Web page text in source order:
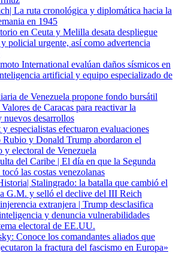
La ruta cronológica y diplomática hacia la
en 1945
en Ceuta y Melilla desata despliegue
policial urgente, así como advertencia
International evalúan daños sísmicos en
artificial y equipo especializado de
de Venezuela propone fondo bursátil
de Caracas para reactivar la
nuevos desarrollos
especialistas efectuaron evaluaciones
Rubio y Donald Trump abordaron el
electoral de Venezuela
del Caribe | El día en que la Segunda
las costas venezolanas
Stalingrado: la batalla que cambió el
G.M. y selló el declive del III Reich
extranjera | Trump desclasifica
y denuncia vulnerabilidades
electoral de EE.UU.
Conoce los comandantes aliados que
la fractura del fascismo en Europa»